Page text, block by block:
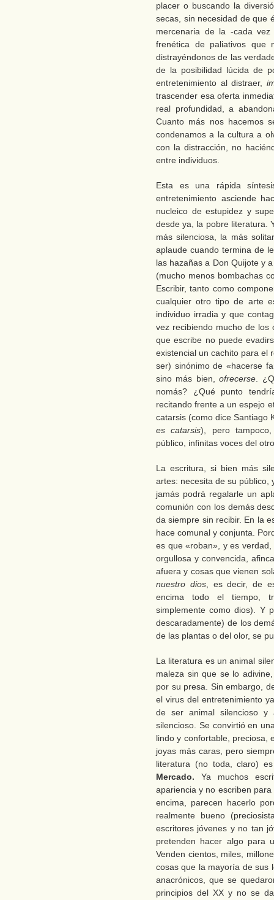
placer o buscando la
secas, sin necesidad de que
mercenaria de la -cada
frenética de paliativos que
distrayéndonos de las
de la posibilidad lúcida de
entretenimiento al distraer,
trascender esa oferta
real profundidad, a
Cuanto más nos hacemos
condenamos a la cultura a
con la distracción, no
entre individuos.
Esta es una rápida
entretenimiento asciende
nucleico de estupidez y
desde ya, la pobre literatura.
más silenciosa, la más
aplaude cuando termina de
las hazañas a Don Quijote y
(mucho menos bombachas
Escribir, tanto como
cualquier otro tipo de arte
individuo irradia y que
vez recibiendo mucho de
que escribe no puede
existencial un cachito para el
ser) sinónimo de «hacerse
sino más bien,ofrecerse .
nomás? ¿Qué punto
recitando frente a un espejo
catarsis (como dice Santiago
es catarsis), pero
público, infinitas voces del
La escritura, si bien más
artes: necesita de su público,
jamás podrá regalarle un
comunión con los demás
da siempre sin recibir. En la
hace comunal y conjunta.
es que «roban», y es
orgullosa y convencida,
afuera y cosas que vienen
nuestro dios, es decir, de
encima todo el tiempo,
simplemente como dios). Y
descaradamente) de los
de las plantas o del olor, se
La literatura es un animal
maleza sin que se lo
por su presa. Sin embargo,
el virus del entretenimiento
de ser animal silencioso y
silencioso. Se convirtió en
lindo y confortable, preciosa,
joyas más caras, pero
literatura (no toda, claro)
Mercado. Ya muchos
apariencia y no escriben para
encima, parecen hacerlo
realmente bueno
escritores jóvenes y no tan
pretenden hacer algo para
Venden cientos, miles,
cosas que la mayoría de sus
anacrónicos, que se
principios del XX y no se